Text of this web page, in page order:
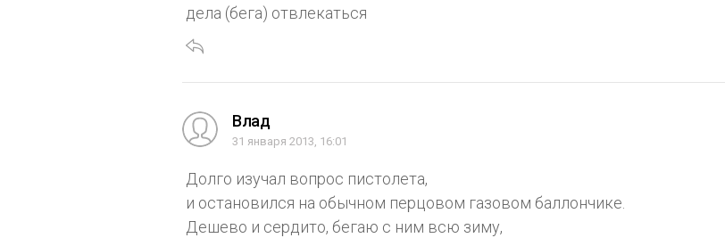
дела (бега) отвлекаться
Влад
31 января 2013, 16:01
Долго изучал вопрос пистолета,
и остановился на обычном перцовом газовом баллончике.
Дешево и сердито, бегаю с ним всю зиму,